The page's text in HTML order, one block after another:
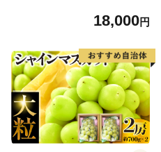
産【山形eLab】 ka074-023-r
18,000円